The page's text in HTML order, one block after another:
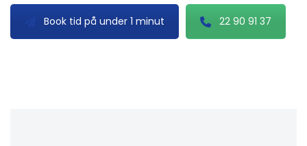
Book tid på under 1 minut 22 90 91 37